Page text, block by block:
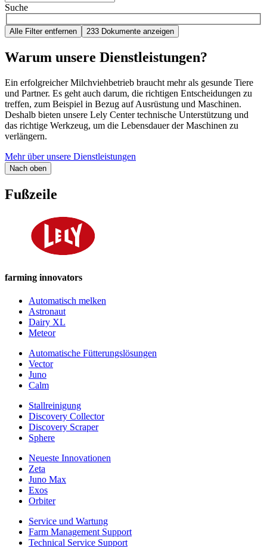
Suche
Alle Filter entfernen 233 Dokumente anzeigen
Warum unsere Dienstleistungen?
Ein erfolgreicher Milchviehbetrieb braucht mehr als gesunde Tiere
und Partner. Es geht auch darum, die richtigen Entscheidungen zu
treffen, zum Beispiel in Bezug auf Ausrüstung und Maschinen.
Deshalb bieten unsere Lely Center technische Unterstützung und
das richtige Werkzeug, um die Lebensdauer der Maschinen zu
verlängern.
Mehr über unsere Dienstleistungen
Nach oben
Fußzeile
farming innovators
Automatisch melken
Astronaut
Dairy XL
Meteor
Automatische Fütterungslösungen
Vector
Juno
Calm
Stallreinigung
Discovery Collector
Discovery Scraper
Sphere
Neueste Innovationen
Zeta
Juno Max
Exos
Orbiter
Service und Wartung
Farm Management Support
Technical Service Support